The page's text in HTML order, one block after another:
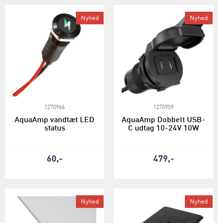
Nyhed
1270966
AquaAmp vandtæt LED
status
60,-
Nyhed
1270959
AquaAmp Dobbelt USB-
C udtag 10-24V 10W
479,-
Nyhed Nyhed